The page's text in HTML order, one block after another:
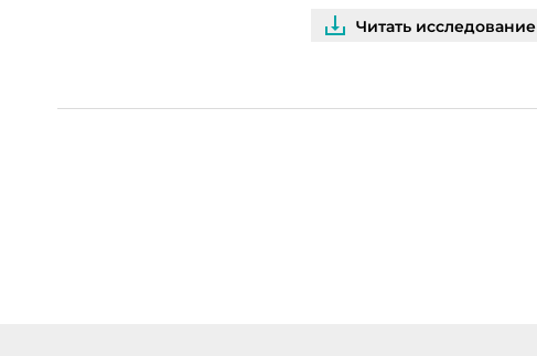
Читать исследование